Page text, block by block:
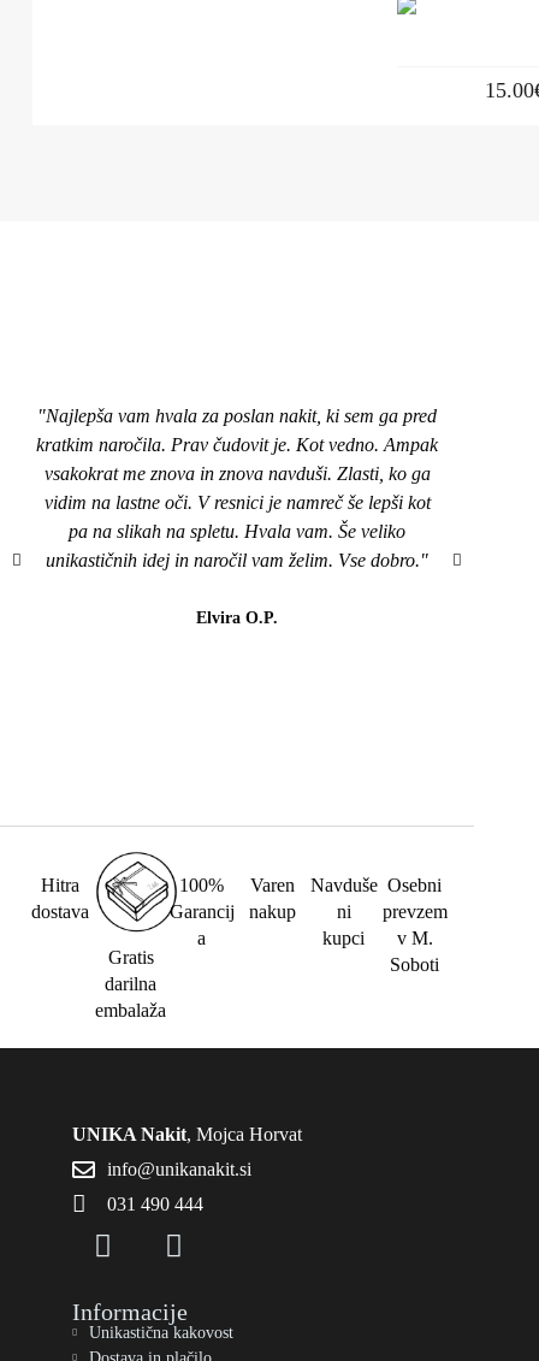
15.00
"Najlepša vam hvala za poslan nakit, ki sem ga pred
kratkim naročila. Prav čudovit je. Kot vedno. Ampak
vsakokrat me znova in znova navduši. Zlasti, ko ga
vidim na lastne oči. V resnici je namreč še lepši kot
pa na slikah na spletu. Hvala vam. Še veliko
unikastičnih idej in naročil vam želim. Vse dobro."
Elvira O.P.
Hitra
dostava
Gratis
darilna
embalaža
100%
Garancij
a
Varen
nakup
Navduše
ni
kupci
Osebni
prevzem
v M.
Soboti
UNIKA Nakit, Mojca Horvat
info@unikanakit.si
031 490 444
Informacije
Unikastična kakovost